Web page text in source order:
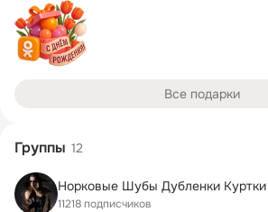
Все подарки
Группы 12
Норковые Шубы Дубленки
11218 подписчиков